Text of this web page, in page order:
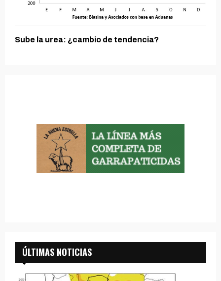
Sube la urea: ¿cambio de tendencia?
ÚLTIMAS NOTICIAS